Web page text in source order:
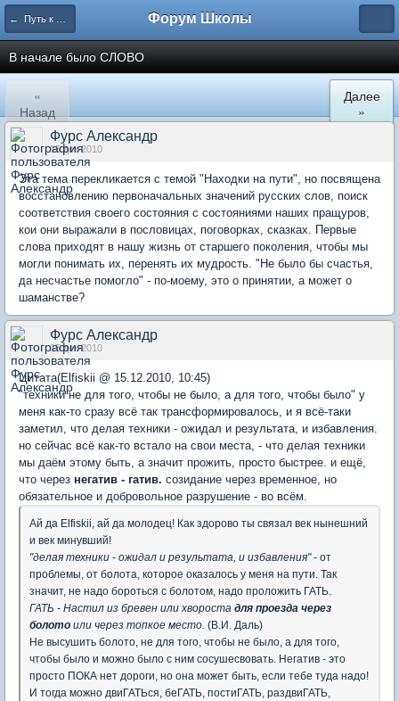
← Путь к Дураку Форум Школы
В начале было СЛОВО
«
Назад
Далее
»
Фурс Александр
15 дек 2010
Эта тема перекликается с темой "Находки на пути", но посвящена
восстановлению первоначальных значений русских слов, поиск
соответствия своего состояния с состояниями наших пращуров,
кои они выражали в пословицах, поговорках, сказках. Первые
слова приходят в нашу жизнь от старшего поколения, чтобы мы
могли понимать их, перенять их мудрость. "Не было бы счастья,
да несчастье помогло" - по-моему, это о принятии, а может о
шаманстве?
Фурс Александр
15 дек 2010
Цитата(Elfiskii @ 15.12.2010, 10:45)
"техники не для того, чтобы не было, а для того, чтобы было" у
меня как-то сразу всё так трансформировалось, и я всё-таки
заметил, что делая техники - ожидал и результата, и избавления.
но сейчас всё как-то встало на свои места, - что делая техники
мы даём этому быть, а значит прожить, просто быстрее. и ещё,
что через негатив - гатив. созидание через временное, но
обязательное и добровольное разрушение - во всём.
Ай да Elfiskii, ай да молодец! Как здорово ты связал век нынешний
и век минувший!
"делая техники - ожидал и результата, и избавления"- от
проблемы, от болота, которое оказалось у меня на пути. Так
значит, не надо бороться с болотом, надо проложить ГАТЬ.
ГАТЬ - Настил из бревен или хвороста для проезда через
болото или через топкое место. (В.И. Даль)
Не высушить болото, не для того, чтобы не было, а для того,
чтобы было и можно было с ним сосушесвовать. Негатив - это
просто ПОКА нет дороги, но она может быть, если тебе туда надо!
И тогда можно двиГАТЬся, беГАТЬ, постиГАТЬ, раздвиГАТЬ,